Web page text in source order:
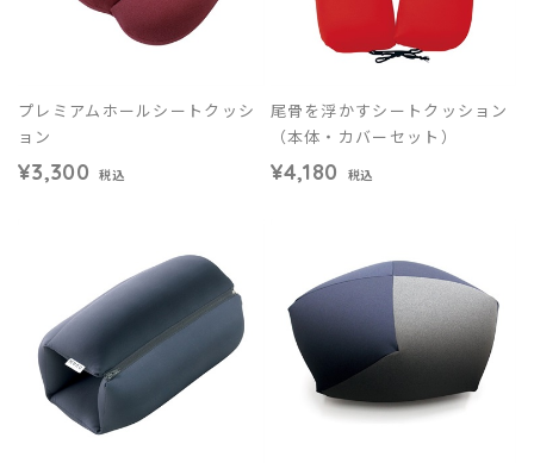
プレミアムホールシートクッシ
ョン
¥3,300 税込
尾骨を浮かすシートクッション
（本体・カバーセット）
¥4,180 税込